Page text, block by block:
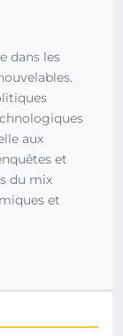
dans les
aux
et
du mix
et